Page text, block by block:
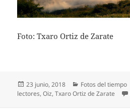
Foto: Txaro Ortiz de Zarate
Publicado
el
23 junio, 2018 Categorías
Fotos del tiempo
lectores,Oiz,Txaro Ortiz de Zarate